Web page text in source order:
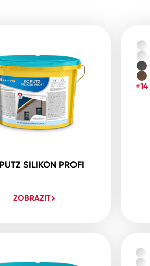
SILIKON PROFI
ZOBRAZIT
+14